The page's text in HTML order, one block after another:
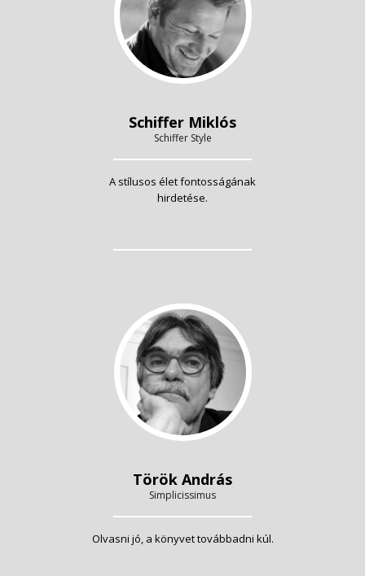
Schiffer Miklós
Schiffer Style
A stílusos élet fontosságának
hirdetése.
Török András
Simplicissimus
Olvasni jó, a könyvet továbbadni kúl.